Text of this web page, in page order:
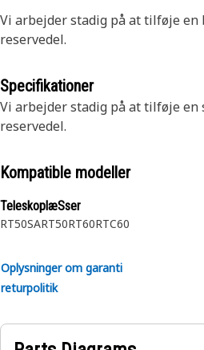
Vi arbejder stadig på at tilføje en
reservedel.
Specifikationer
Vi arbejder stadig på at tilføje
reservedel.
Kompatible modeller
TeleskoplæSser
RT50SART50RT60RTC60
Oplysninger om garanti
returpolitik